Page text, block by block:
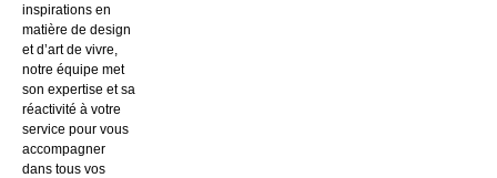
inspirations en
matière de design
et d’art de vivre,
notre équipe met
son expertise et sa
réactivité à votre
service pour vous
accompagner
dans tous vos